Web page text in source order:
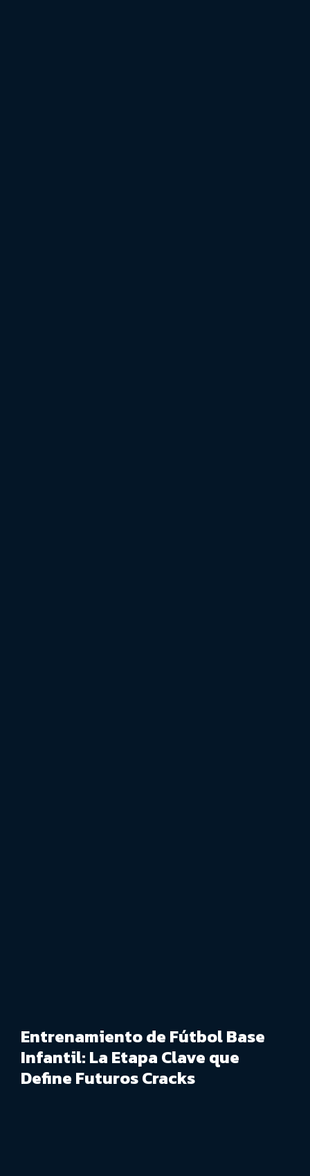
Entrenamiento de Fútbol Base
Infantil: La Etapa Clave que
Define Futuros Cracks